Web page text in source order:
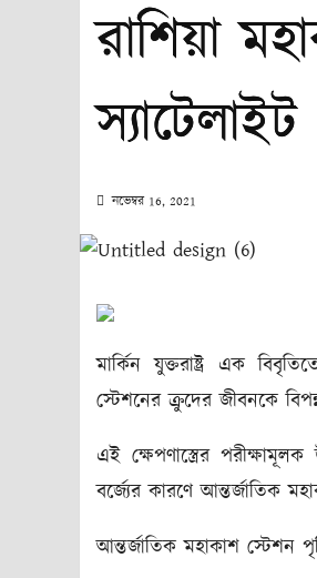
রাশিয়া
নভেম্বর 16, 2021
মার্কিন যুক্তরাষ্ট্র এক
স্টেশনের ক্রুদের জীবনকে
এই ক্ষেপণাস্ত্রের
বর্জ্যের কারণে আন্তর্জাতিক
আন্তর্জাতিক মহাকাশ স্টেশন